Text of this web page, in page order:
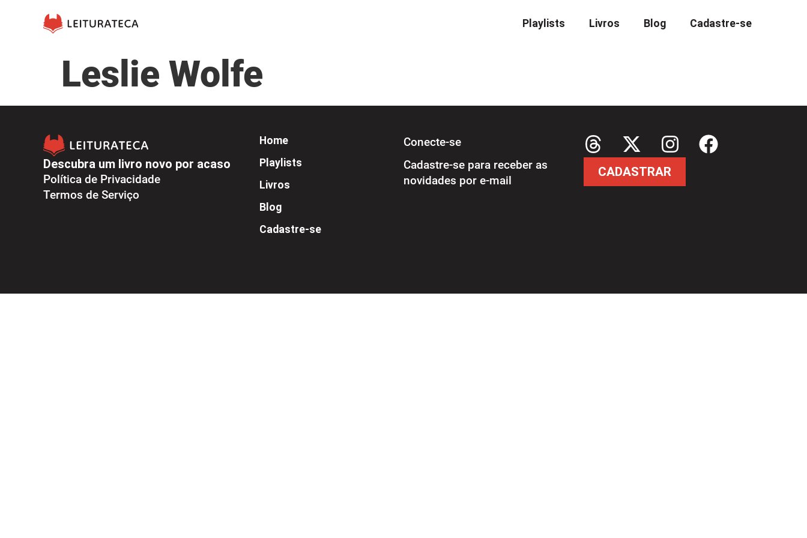
Playlists Livros Blog Cadastre-se
Leslie Wolfe
Descubra um livro novo por acaso
Política de Privacidade
Termos de Serviço
Home
Playlists
Livros
Blog
Cadastre-se
Conecte-se
Cadastre-se para receber as
novidades por e-mail
CADASTRAR